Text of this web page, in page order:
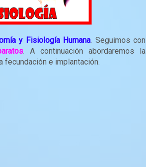
y Fisiología Humana. Seguimos con
. A continuación abordaremos la
fecundación e implantación.